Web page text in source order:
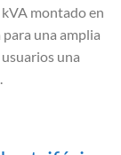
montado en
una amplia
una